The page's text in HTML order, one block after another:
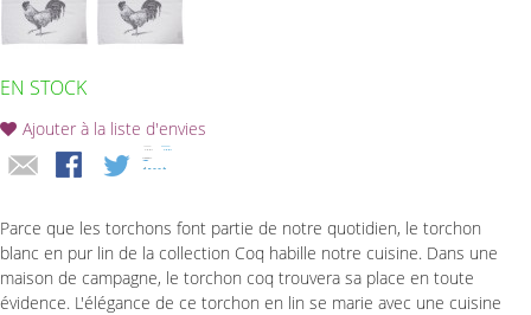
EN STOCK
Ajouter à la liste d'envies
Parce que les torchons font partie de notre quotidien, le torchon
blanc en pur lin de la collection Coq habille notre cuisine. Dans une
maison de campagne, le torchon coq trouvera sa place en toute
évidence. L'élégance de ce torchon en lin se marie avec une cuisine